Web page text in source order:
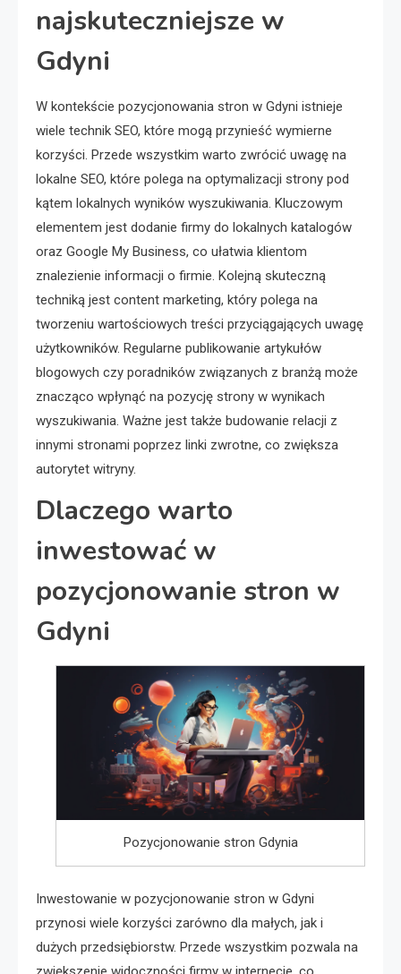
najskuteczniejsze w
Gdyni
W kontekście pozycjonowania stron w Gdyni istnieje
wiele technik SEO, które mogą przynieść wymierne
korzyści. Przede wszystkim warto zwrócić uwagę na
lokalne SEO, które polega na optymalizacji strony pod
kątem lokalnych wyników wyszukiwania. Kluczowym
elementem jest dodanie firmy do lokalnych katalogów
oraz Google My Business, co ułatwia klientom
znalezienie informacji o firmie. Kolejną skuteczną
techniką jest content marketing, który polega na
tworzeniu wartościowych treści przyciągających uwagę
użytkowników. Regularne publikowanie artykułów
blogowych czy poradników związanych z branżą może
znacząco wpłynąć na pozycję strony w wynikach
wyszukiwania. Ważne jest także budowanie relacji z
innymi stronami poprzez linki zwrotne, co zwiększa
autorytet witryny.
Dlaczego warto
inwestować w
pozycjonowanie stron w
Gdyni
Pozycjonowanie stron Gdynia
Inwestowanie w pozycjonowanie stron w Gdyni
przynosi wiele korzyści zarówno dla małych, jak i
dużych przedsiębiorstw. Przede wszystkim pozwala na